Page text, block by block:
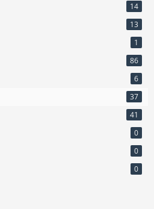
14
13
1
86
6
37
41
0
0
0